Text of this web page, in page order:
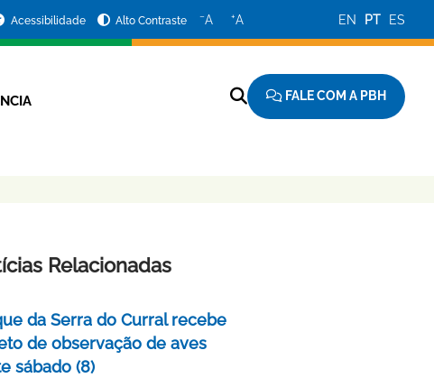
Acessibilidade Alto Contraste −A +A EN PT ES
FALE COM A PBH
Relacionadas
da Serra do Curral recebe
de observação de aves
sábado (8)